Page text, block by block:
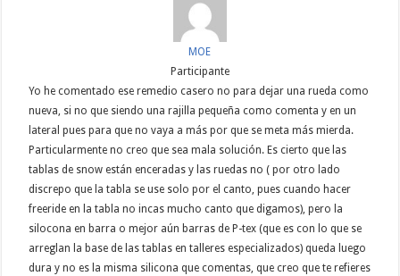
MOE
Participante
Yo he comentado ese remedio casero no para dejar una rueda como
nueva, si no que siendo una rajilla pequeña como comenta y en un
lateral pues para que no vaya a más por que se meta más mierda.
Particularmente no creo que sea mala solución. Es cierto que las
tablas de snow están enceradas y las ruedas no ( por otro lado
discrepo que la tabla se use solo por el canto, pues cuando hacer
freeride en la tabla no incas mucho canto que digamos), pero la
silocona en barra o mejor aún barras de P-tex (que es con lo que se
arreglan la base de las tablas en talleres especializados) queda luego
dura y no es la misma silicona que comentas, que creo que te refieres